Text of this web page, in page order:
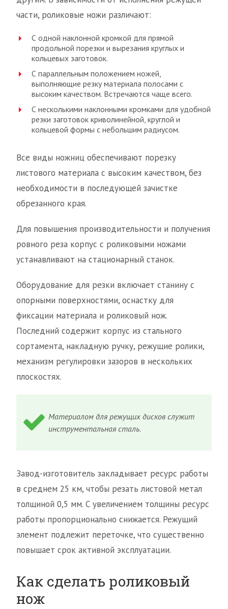
части, роликовые ножи различают:
С одной наклонной кромкой для прямой
продольной порезки и вырезания круглых и
кольцевых заготовок.
С параллельным положением ножей,
выполняющие резку материала полосами с
высоким качеством. Встречаются чаще всего.
С несколькими наклонными кромками для удобной
резки заготовок криволинейной, круглой и
кольцевой формы с небольшим радиусом.
Все виды ножниц обеспечивают порезку
листового материала с высоким качеством, без
необходимости в последующей зачистке
обрезанного края.
Для повышения производительности и получения
ровного реза корпус с роликовыми ножами
устанавливают на стационарный станок.
Оборудование для резки включает станину с
опорными поверхностями, оснастку для
фиксации материала и роликовый нож.
Последний содержит корпус из стального
сортамента, накладную ручку, режущие ролики,
механизм регулировки зазоров в нескольких
плоскостях.
Материалом для режущих дисков служит
инструментальная сталь.
Завод-изготовитель закладывает ресурс работы
в среднем 25 км, чтобы резать листовой метал
толщиной 0,5 мм. С увеличением толщины ресурс
работы пропорционально снижается. Режущий
элемент подлежит переточке, что существенно
повышает срок активной эксплуатации.
Как сделать роликовый
нож